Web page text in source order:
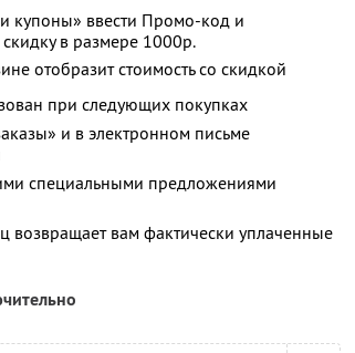
купоны» ввести Промо-код и
в размере 1000р.
отобразит стоимость со скидкой
при следующих покупках
и в электронном письме
специальными предложениями
возвращает вам фактически уплаченные